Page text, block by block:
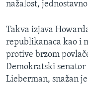
nažalost,
Takva izjava
republikanaca kao i
protive brzom
Demokratski senator
Lieberman, snažan